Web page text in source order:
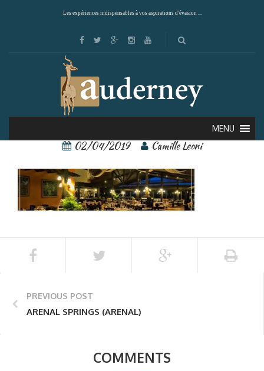
Les expériences indispensables à vos aspirations d'évasion ...
MENU
arenal springs 10 – Copie
02/04/2019 Camille Leoni
PREVIOUS POST
ARENAL SPRINGS (ARENAL)
COMMENTS